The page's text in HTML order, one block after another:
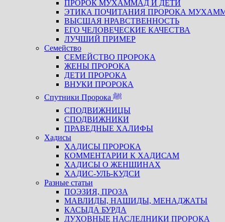
ПРОРОК МУХАММАД И ДЕТИ
ЭТИКА ПОЧИТАНИЯ ПРОРОКА
ВЫСШАЯ НРАВСТВЕННОСТЬ
ЕГО ЧЕЛОВЕЧЕСКИЕ КАЧЕСТВА
ЛУЧШИЙ ПРИМЕР
Семейство
СЕМЕЙСТВО ПРОРОКА
ЖЕНЫ ПРОРОКА
ДЕТИ ПРОРОКА
ВНУКИ ПРОРОКА
Спутники Пророка ﷺ
СПОДВИЖНИЦЫ
СПОДВИЖНИКИ
ПРАВЕДНЫЕ ХАЛИФЫ
Хадисы
ХАДИСЫ ПРОРОКА
КОММЕНТАРИИ К ХАДИСАМ
ХАДИСЫ О ЖЕНЩИНАХ
ХАДИС-УЛЬ-КУДСИ
Разные статьи
ПОЭЗИЯ, ПРОЗА
МАВЛИДЫ, НАШИДЫ, МЕНАДЖАТЫ
КАСЫДА БУРДА
ДУХОВНЫЕ НАСЛЕДНИКИ ПРОРОКА